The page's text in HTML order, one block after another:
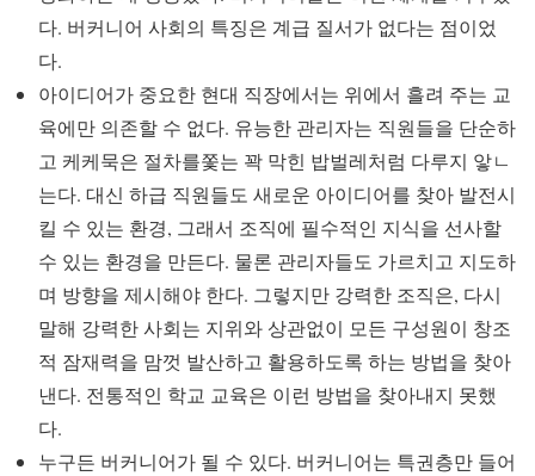
다. 버커니어 사회의 특징은 계급 질서가 없다는 점이었
다.
아이디어가 중요한 현대 직장에서는 위에서 흘려 주는 교
육에만 의존할 수 없다. 유능한 관리자는 직원들을 단순하
고 케케묵은 절차를쫓는 꽉 막힌 밥벌레처럼 다루지 앟ㄴ
는다. 대신 하급 직원들도 새로운 아이디어를 찾아 발전시
킬 수 있는 환경, 그래서 조직에 필수적인 지식을 선사할
수 있는 환경을 만든다. 물론 관리자들도 가르치고 지도하
며 방향을 제시해야 한다. 그렇지만 강력한 조직은, 다시
말해 강력한 사회는 지위와 상관없이 모든 구성원이 창조
적 잠재력을 맘껏 발산하고 활용하도록 하는 방법을 찾아
낸다. 전통적인 학교 교육은 이런 방법을 찾아내지 못했
다.
누구든 버커니어가 될 수 있다. 버커니어는 특권층만 들어